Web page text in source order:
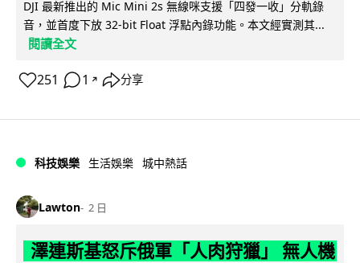
DJI 最新推出的 Mic Mini 2s 無線咪支援「四發一收」分軌錄
音，並首度下放 32-bit Float 浮點內錄功能。本文經實測其...
閱讀全文
251 1 ↗ 分享
科技娛樂 生活娛樂 城中熱話
Lawton 2 日
澤連斯基怒斥俄軍「人肉狩獵」 無人機